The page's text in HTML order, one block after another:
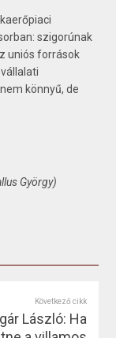
szigorúnak
uniós források
könnyű, de
György)
Következő cikk
László: Ha